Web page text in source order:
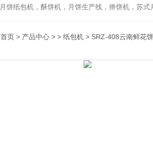
月饼纸包机，酥饼机，月饼生产线，擀饼机，苏式月饼机，
首页 > 产品中心 > > 纸包机 > SRZ-408云南鲜花